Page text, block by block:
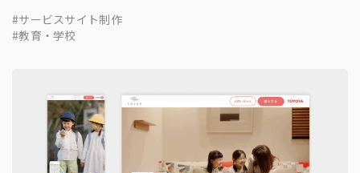
サービスサイト制作
教育・学校